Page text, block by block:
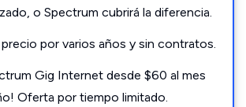
o Spectrum cubrirá la diferencia.
por varios años y sin contratos.
Gig Internet desde $60 al mes
Oferta por tiempo limitado.